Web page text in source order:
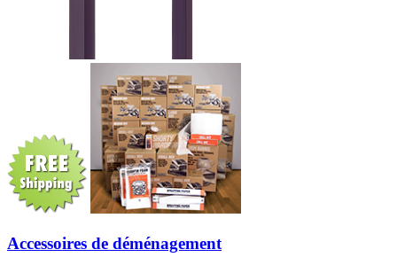
Accessoires de déménagement